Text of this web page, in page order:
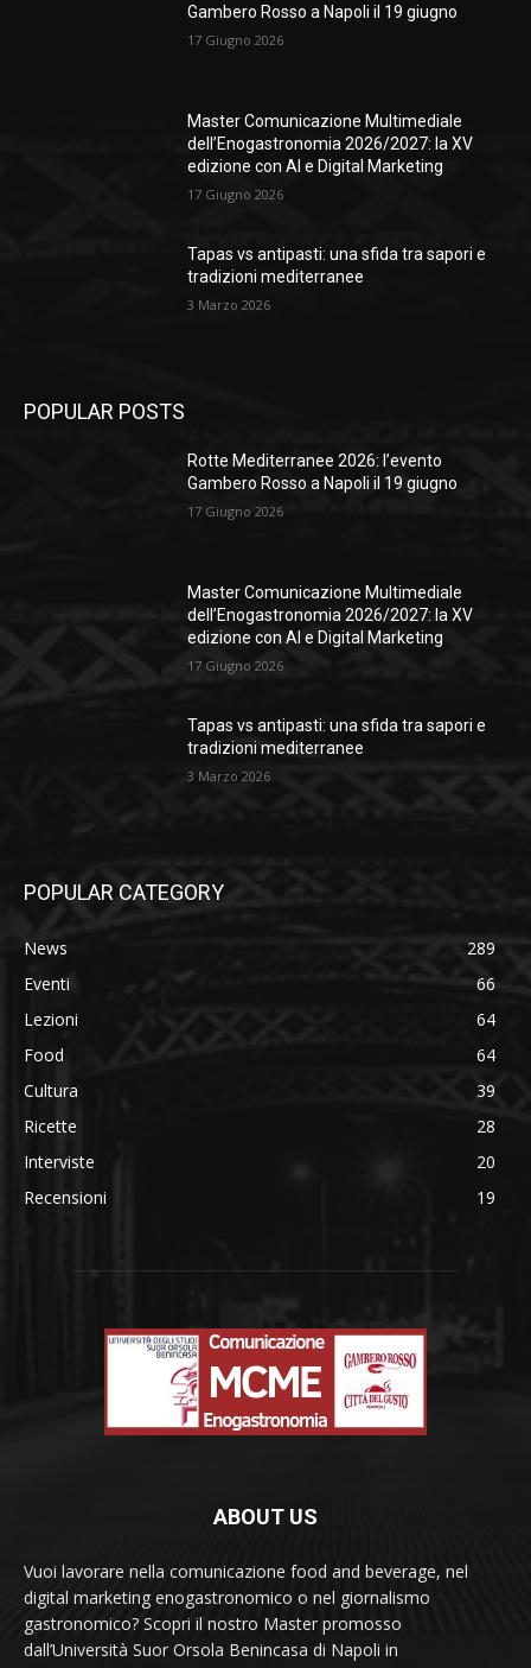
Gambero Rosso a Napoli il 19 giugno
17 Giugno 2026
Master Comunicazione Multimediale
dell’Enogastronomia 2026/2027: la XV
edizione con AI e Digital Marketing
17 Giugno 2026
Tapas vs antipasti: una sfida tra sapori e
tradizioni mediterranee
3 Marzo 2026
POPULAR POSTS
Rotte Mediterranee 2026: l’evento
Gambero Rosso a Napoli il 19 giugno
17 Giugno 2026
Master Comunicazione Multimediale
dell’Enogastronomia 2026/2027: la XV
edizione con AI e Digital Marketing
17 Giugno 2026
Tapas vs antipasti: una sfida tra sapori e
tradizioni mediterranee
3 Marzo 2026
POPULAR CATEGORY
News
289
Eventi
66
Lezioni
64
Food
64
Cultura
39
Ricette
28
Interviste
20
Recensioni
19
ABOUT US
Vuoi lavorare nella comunicazione food and beverage, nel
digital marketing enogastronomico o nel giornalismo
gastronomico? Scopri il nostro Master promosso
dall’Università Suor Orsola Benincasa di Napoli in